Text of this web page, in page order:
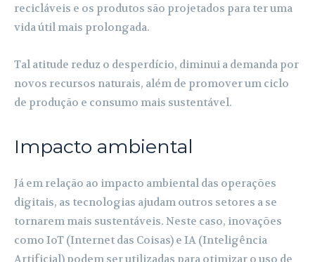
recicláveis e os produtos são projetados para ter uma
vida útil mais prolongada.
Tal atitude reduz o desperdício, diminui a demanda por
novos recursos naturais, além de promover um ciclo
de produção e consumo mais sustentável.
Impacto ambiental
Já em relação ao impacto ambiental das operações
digitais, as tecnologias ajudam outros setores a se
tornarem mais sustentáveis. Neste caso, inovações
como IoT (Internet das Coisas) e IA (Inteligência
Artificial) podem ser utilizadas para otimizar o uso de